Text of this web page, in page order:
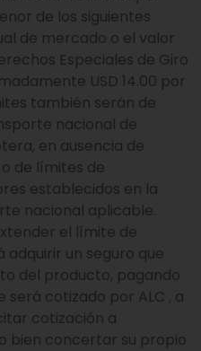
de los siguientes
de mercado o el valor
Especiales de Giro
USD 14.00 por
también serán de
nacional de
en ausencia de
de límites de
establecidos en la
nacional aplicable.
el límite de
adquirir un seguro que
del producto, pagando
será cotizado por ALC , a
cotización a
bien concertar su propio